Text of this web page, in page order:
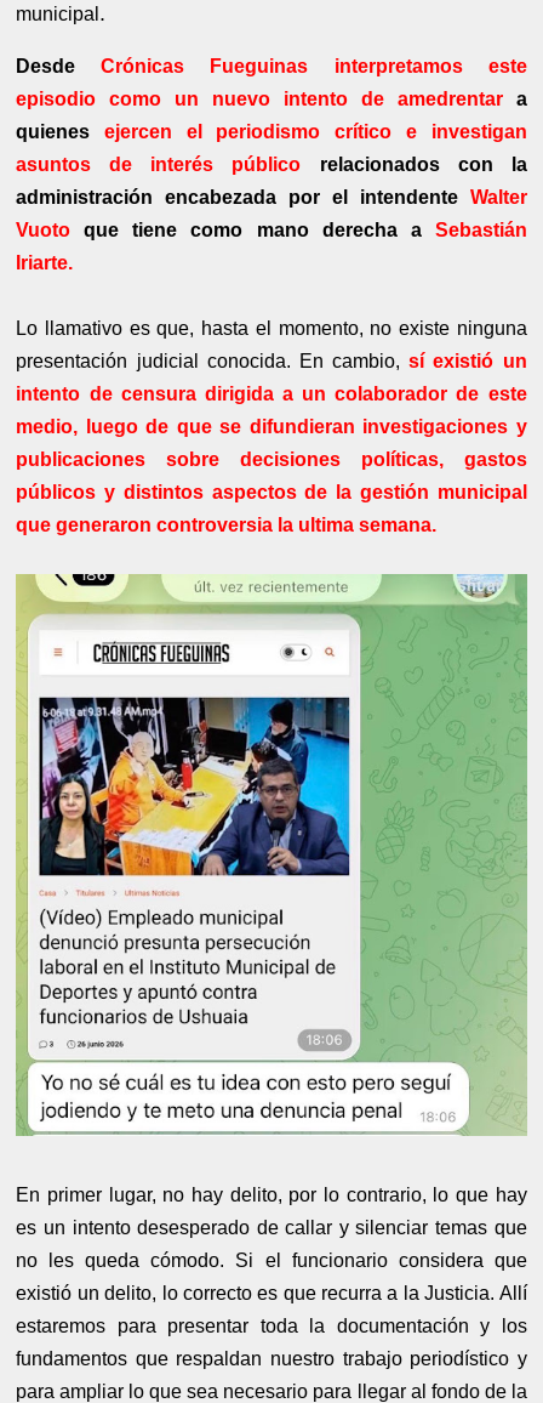
municipal .
DesdeCrónicas Fueguinas interpretamos este
episodio como un nuevo intento de amedrentara
quienesejercen el periodismo crítico e investigan
asuntos de interés público relacionados con la
administración encabezada por el intendente Walter
Vuoto que tiene como mano derecha a Sebastián
Iriarte.
Lo llamativo es que, hasta el momento, no existe ninguna
presentación judicial conocida. En cambio,sí existió un
intento de censura dirigida a un colaborador de este
medio, luego de que se difundieran investigaciones y
publicaciones sobre decisiones políticas, gastos
públicos y distintos aspectos de la gestión municipal
que generaron controversia la ultima semana.
En primer lugar, no hay delito, por lo contrario, lo que hay
es un intento desesperado de callar y silenciar temas que
no les queda cómodo. Si el funcionario considera que
existió un delito, lo correcto es que recurra a la Justicia. Allí
estaremos para presentar toda la documentación y los
fundamentos que respaldan nuestro trabajo periodístico y
para ampliar lo que sea necesario para llegar al fondo de la